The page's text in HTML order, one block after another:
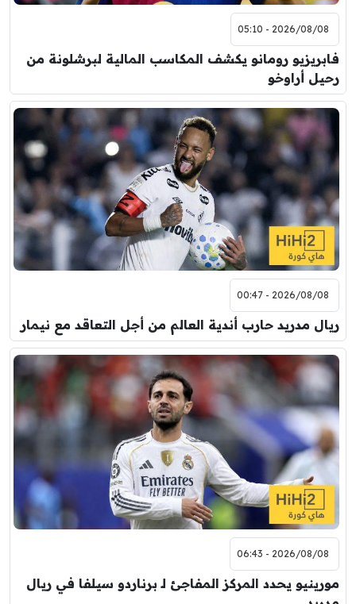
2026/08/08 - 05:10
فابريزيو رومانو يكشف المكاسب المالية لبرشلونة من
رحيل أراوخو
2026/08/08 - 00:47
ريال مدريد حارب أندية العالم من أجل التعاقد مع نيمار
2026/08/08 - 06:43
مورينيو يحدد المركز المفاجئ لـ برناردو سيلفا في ريال